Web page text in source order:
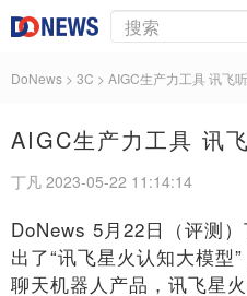
DoNews > 3C > AIGC生产力工具 讯飞
AIGC生产力工具 讯
丁凡 2023-05-22 11:14:14
DoNews 5月22日（评测
出了“讯飞星火认知大模型
聊天机器人产品，讯飞星